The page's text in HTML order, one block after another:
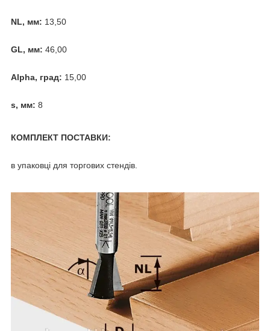
NL, мм: 13,50
GL, мм: 46,00
Alpha, град: 15,00
s, мм: 8
КОМПЛЕКТ ПОСТАВКИ:
в упаковці для торгових стендів.